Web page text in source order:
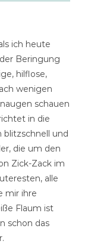
ich heute
Beringung
hilflose,
wenigen
schauen
in die
blitzschnell und
die um den
Zick-Zack im
alle
mir ihre
Flaum ist
schon das